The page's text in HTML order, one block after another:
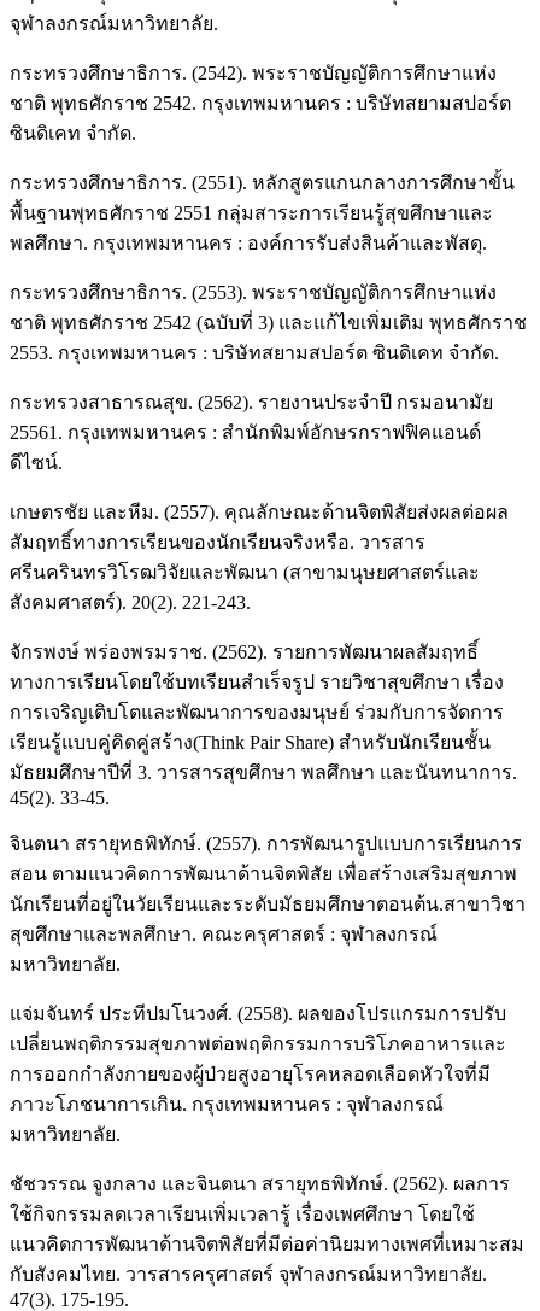
จุฬาลงกรณ์มหาวิทยาลัย.
กระทรวงศึกษาธิการ. (2542). พระราชบัญญัติการศึกษาแห่ง
ชาติ พุทธศักราช 2542. กรุงเทพมหานคร : บริษัทสยามสปอร์ต
ซินดิเคท จำกัด.
กระทรวงศึกษาธิการ. (2551). หลักสูตรแกนกลางการศึกษาขั้น
พื้นฐานพุทธศักราช 2551 กลุ่มสาระการเรียนรู้สุขศึกษาและ
พลศึกษา. กรุงเทพมหานคร : องค์การรับส่งสินค้าและพัสดุ.
กระทรวงศึกษาธิการ. (2553). พระราชบัญญัติการศึกษาแห่ง
ชาติ พุทธศักราช 2542 (ฉบับที่ 3) และแก้ไขเพิ่มเติม พุทธศักราช
2553. กรุงเทพมหานคร : บริษัทสยามสปอร์ต ซินดิเคท จำกัด.
กระทรวงสาธารณสุข. (2562). รายงานประจำปี กรมอนามัย
25561. กรุงเทพมหานคร : สำนักพิมพ์อักษรกราฟฟิคแอนด์
ดีไซน์.
เกษตรชัย และหีม. (2557). คุณลักษณะด้านจิตพิสัยส่งผลต่อผล
สัมฤทธิ์ทางการเรียนของนักเรียนจริงหรือ. วารสาร
ศรีนครินทรวิโรฒวิจัยและพัฒนา (สาขามนุษยศาสตร์และ
สังคมศาสตร์). 20(2). 221-243.
จักรพงษ์ พร่องพรมราช. (2562). รายการพัฒนาผลสัมฤทธิ์
ทางการเรียนโดยใช้บทเรียนสำเร็จรูป รายวิชาสุขศึกษา เรื่อง
การเจริญเติบโตและพัฒนาการของมนุษย์ ร่วมกับการจัดการ
เรียนรู้แบบคู่คิดคู่สร้าง(Think Pair Share) สำหรับนักเรียนชั้น
มัธยมศึกษาปีที่ 3. วารสารสุขศึกษา พลศึกษา และนันทนาการ.
45(2). 33-45.
จินตนา สรายุทธพิทักษ์. (2557). การพัฒนารูปแบบการเรียนการ
สอน ตามแนวคิดการพัฒนาด้านจิตพิสัย เพื่อสร้างเสริมสุขภาพ
นักเรียนที่อยู่ในวัยเรียนและระดับมัธยมศึกษาตอนต้น.สาขาวิชา
สุขศึกษาและพลศึกษา. คณะครุศาสตร์ : จุฬาลงกรณ์
มหาวิทยาลัย.
แจ่มจันทร์ ประทีปมโนวงศ์. (2558). ผลของโปรแกรมการปรับ
เปลี่ยนพฤติกรรมสุขภาพต่อพฤติกรรมการบริโภคอาหารและ
การออกกำลังกายของผู้ป่วยสูงอายุโรคหลอดเลือดหัวใจที่มี
ภาวะโภชนาการเกิน. กรุงเทพมหานคร : จุฬาลงกรณ์
มหาวิทยาลัย.
ชัชวรรณ จูงกลาง และจินตนา สรายุทธพิทักษ์. (2562). ผลการ
ใช้กิจกรรมลดเวลาเรียนเพิ่มเวลารู้ เรื่องเพศศึกษา โดยใช้
แนวคิดการพัฒนาด้านจิตพิสัยที่มีต่อค่านิยมทางเพศที่เหมาะสม
กับสังคมไทย. วารสารครุศาสตร์ จุฬาลงกรณ์มหาวิทยาลัย.
47(3). 175-195.